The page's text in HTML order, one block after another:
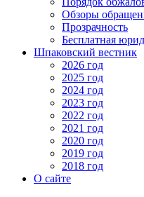
Обзоры
Прозрачность
Бесплатная
Шпаковский вестник
2026 год
2025 год
2024 год
2023 год
2022 год
2021 год
2020 год
2019 год
2018 год
О сайте